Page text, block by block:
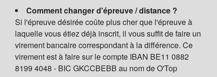
Comment changer d'épreuve / distance ?
Si l'épreuve désirée coûte plus cher que l'épreuve à
laquelle vous étiez déjà inscrit, il vous suffit de faire un
virement bancaire correspondant à la différence. Ce
virement est à faire sur le compte IBAN BE11 0882
8199 4048 - BIC GKCCBEBB au nom de O'Top